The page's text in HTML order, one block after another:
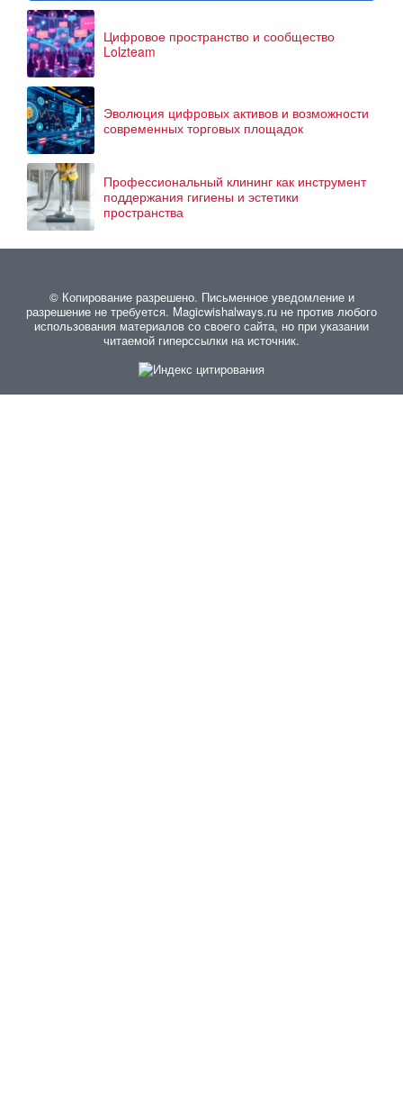
Цифровое пространство и сообщество
Lolzteam
Эволюция цифровых активов и возможности
современных торговых площадок
Профессиональный клининг как инструмент
поддержания гигиены и эстетики
пространства
© Копирование разрешено. Письменное уведомление и
разрешение не требуется. Magicwishalways.ru не против любого
использования материалов со своего сайта, но при указании
читаемой гиперссылки на источник.